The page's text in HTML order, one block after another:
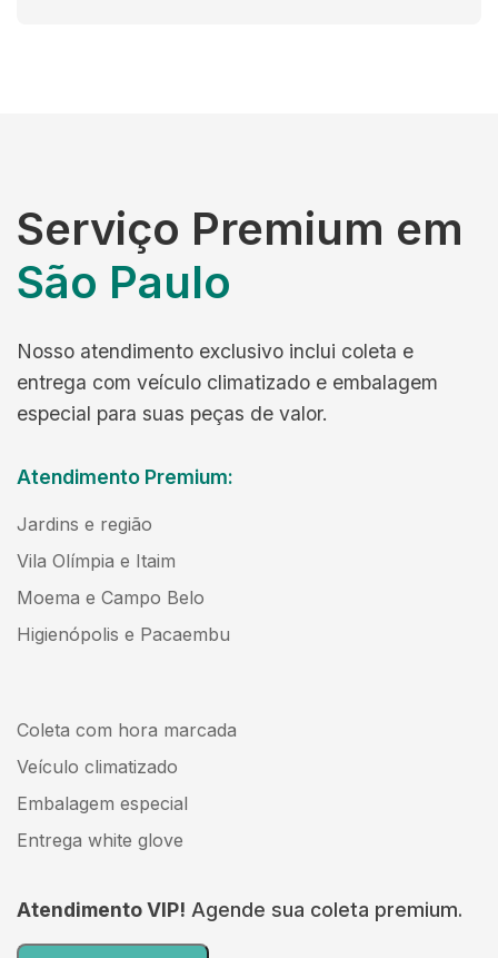
Serviço Premium em
São Paulo
Nosso atendimento exclusivo inclui coleta e
entrega com veículo climatizado e embalagem
especial para suas peças de valor.
Atendimento Premium:
Jardins e região
Vila Olímpia e Itaim
Moema e Campo Belo
Higienópolis e Pacaembu
Coleta com hora marcada
Veículo climatizado
Embalagem especial
Entrega white glove
Atendimento VIP! Agende sua coleta premium.